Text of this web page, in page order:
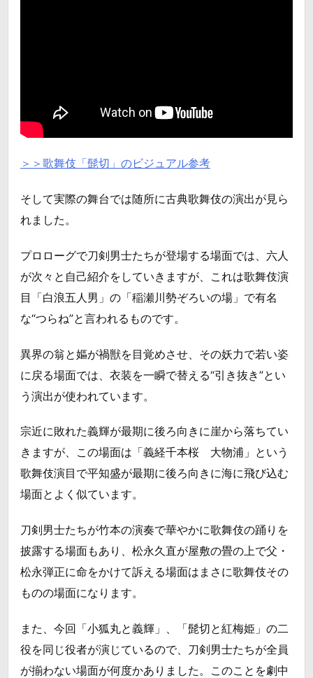
＞＞歌舞伎「髭切」のビジュアル参考
そして実際の舞台では随所に古典歌舞伎の演出が見ら
れました。
プロローグで刀剣男士たちが登場する場面では、六人
が次々と自己紹介をしていきますが、これは歌舞伎演
目「白浪五人男」の「稲瀬川勢ぞろいの場」で有名
な“つらね”と言われるものです。
異界の翁と嫗が禍獣を目覚めさせ、その妖力で若い姿
に戻る場面では、衣装を一瞬で替える“引き抜き”とい
う演出が使われています。
宗近に敗れた義輝が最期に後ろ向きに崖から落ちてい
きますが、この場面は「義経千本桜 大物浦」という
歌舞伎演目で平知盛が最期に後ろ向きに海に飛び込む
場面とよく似ています。
刀剣男士たちが竹本の演奏で華やかに歌舞伎の踊りを
披露する場面もあり、松永久直が屋敷の畳の上で父・
松永弾正に命をかけて訴える場面はまさに歌舞伎その
ものの場面になります。
また、今回「小狐丸と義輝」、「髭切と紅梅姫」の二
役を同じ役者が演じているので、刀剣男士たちが全員
が揃わない場面が何度かありました。このことを劇中